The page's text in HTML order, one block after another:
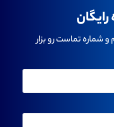
و شماره تماست رو بزار